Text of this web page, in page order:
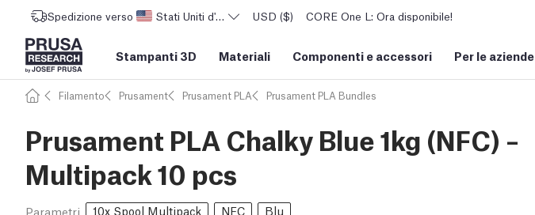
Spedizione verso Stati Uniti d'AmericaUSD ($) CORE One L: Ora disponibile!
Stampanti 3D Materiali Componenti e accessori Per le aziende
Filamento Prusament Prusament PLA Prusament PLA Bundles
Prusament PLA Chalky Blue 1kg (NFC) –
Multipack 10 pcs
Parametri 10x Spool Multipack NFC Blu